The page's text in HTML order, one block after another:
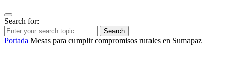
Search for:
Search
Portada Mesas para cumplir compromisos rurales en Sumapaz